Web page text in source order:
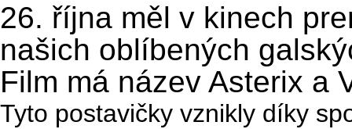
26. října měl v kinech
našich oblíbených
Film má název Asterix a
Tyto postavičky vznikly díky